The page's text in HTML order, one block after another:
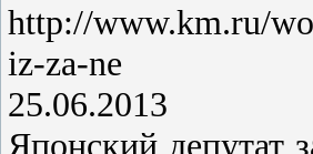
http://www.km.ru/
iz-za-ne
25.06.2013
Японский депутат